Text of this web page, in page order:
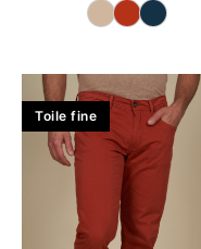
Toile fine